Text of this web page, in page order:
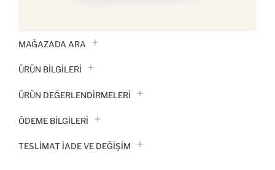
MAĞAZADA ARA
ÜRÜN BILGILERI
ÜRÜN DEĞERLENDİRMELERİ
ÖDEME BİLGİLERİ
TESLIMAT İADE VE DEĞIŞIM